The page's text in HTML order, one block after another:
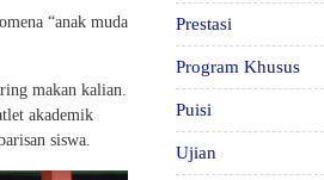
“anak muda
makan kalian.
akademik
siswa.
Prestasi
Program Khusus
Puisi
Ujian